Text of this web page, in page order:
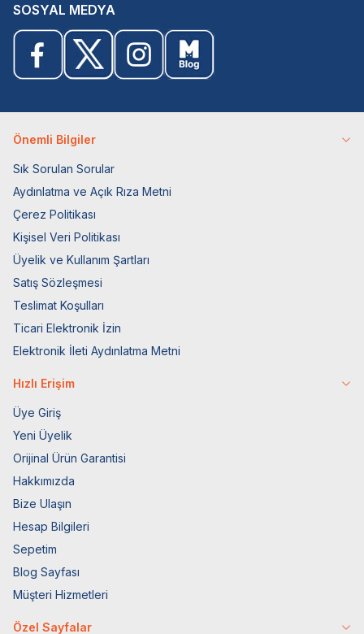
SOSYAL MEDYA
Önemli Bilgiler
Sık Sorulan Sorular
Aydınlatma ve Açık Rıza Metni
Çerez Politikası
Kişisel Veri Politikası
Üyelik ve Kullanım Şartları
Satış Sözleşmesi
Teslimat Koşulları
Ticari Elektronik İzin
Elektronik İleti Aydınlatma Metni
Hızlı Erişim
Üye Giriş
Yeni Üyelik
Orijinal Ürün Garantisi
Hakkımızda
Bize Ulaşın
Hesap Bilgileri
Sepetim
Blog Sayfası
Müşteri Hizmetleri
Özel Sayfalar